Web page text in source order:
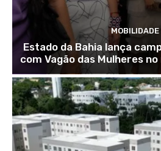
MOBILIDADE
Estado da Bahia lança
com Vagão das Mulheres